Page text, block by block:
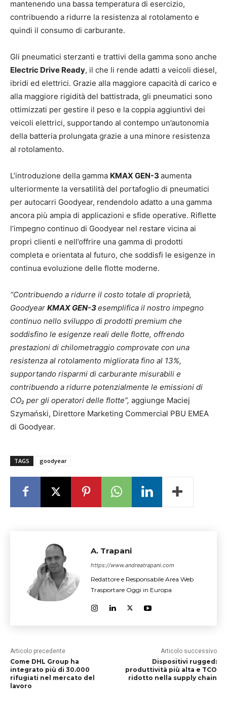
mantenendo una bassa temperatura di esercizio,
contribuendo a ridurre la resistenza al rotolamento e
quindi il consumo di carburante.
Gli pneumatici sterzanti e trattivi della gamma sono anche
Electric Drive Ready, il che li rende adatti a veicoli diesel,
ibridi ed elettrici. Grazie alla maggiore capacità di carico e
alla maggiore rigidità del battistrada, gli pneumatici sono
ottimizzati per gestire il peso e la coppia aggiuntivi dei
veicoli elettrici, supportando al contempo un’autonomia
della batteria prolungata grazie a una minore resistenza
al rotolamento.
L’introduzione della gamma KMAX GEN-3 aumenta
ulteriormente la versatilità del portafoglio di pneumatici
per autocarri Goodyear, rendendolo adatto a una gamma
ancora più ampia di applicazioni e sfide operative. Riflette
l’impegno continuo di Goodyear nel restare vicina ai
propri clienti e nell’offrire una gamma di prodotti
completa e orientata al futuro, che soddisfi le esigenze in
continua evoluzione delle flotte moderne.
“Contribuendo a ridurre il costo totale di proprietà,
Goodyear KMAX GEN-3esemplifica il nostro impegno
continuo nello sviluppo di prodotti premium che
soddisfino le esigenze reali delle flotte, offrendo
prestazioni di chilometraggio comprovate con una
resistenza al rotolamento migliorata fino al 13%,
supportando risparmi di carburante misurabili e
contribuendo a ridurre potenzialmente le emissioni di
CO₂ per gli operatori delle flotte”, aggiunge Maciej
Szymański, Direttore Marketing Commercial PBU EMEA
di Goodyear.
TAGS goodyear
A. Trapani
https://www.andreatrapani.com
Redattore e Responsabile Area Web
Trasportare Oggi in Europa
Articolo precedente
Come DHL Group ha
integrato più di 30.000
rifugiati nel mercato del
lavoro
Articolo successivo
Dispositivi rugged:
produttività più alta e TCO
ridotto nella supply chain